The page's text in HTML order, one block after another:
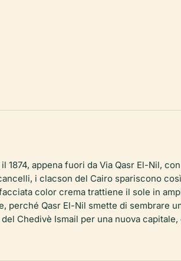
1874, appena fuori da Via Qasr El-Nil,
i clacson del Cairo spariscono
color crema trattiene il sole in
perché Qasr El-Nil smette di sembrare
Chedivè Ismail per una nuova capitale,